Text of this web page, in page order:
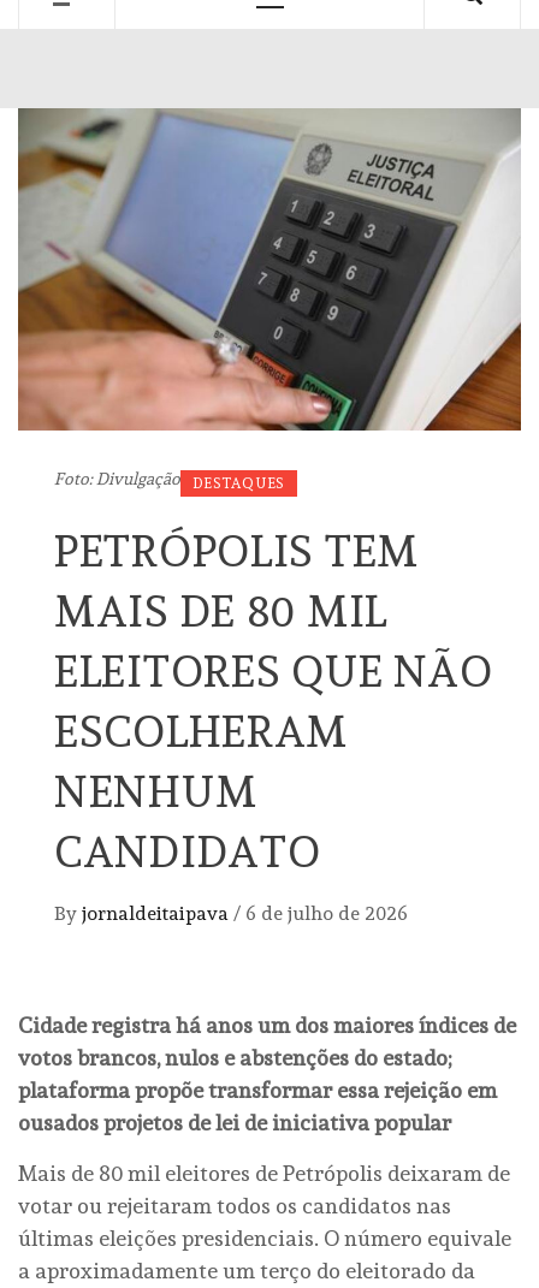
Foto: Divulgação DESTAQUES
PETRÓPOLIS TEM
MAIS DE 80 MIL
ELEITORES QUE NÃO
ESCOLHERAM
NENHUM
CANDIDATO
By jornaldeitaipava / 6 de julho de 2026
Cidade registra há anos um dos maiores índices de
votos brancos, nulos e abstenções do estado;
plataforma propõe transformar essa rejeição em
ousados projetos de lei de iniciativa popular
Mais de 80 mil eleitores de Petrópolis deixaram de
votar ou rejeitaram todos os candidatos nas
últimas eleições presidenciais. O número equivale
a aproximadamente um terço do eleitorado da